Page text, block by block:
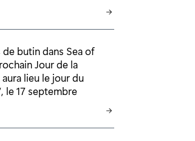
butin dans Sea of
Jour de la
lieu le jour du
le 17 septembre